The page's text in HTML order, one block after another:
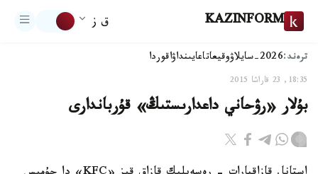
KAZINFORM ق ز
ترەند:2026-سايلاۋ وقيعاتاعايىنداۋاقوردا
18:35, 23 قاراشا 2015
بۇلار «رۋحاني داعدارىستىڭ» قۇرباندارى